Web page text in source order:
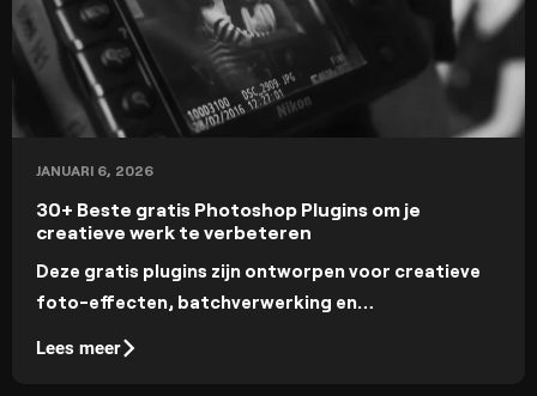
JANUARI 6, 2026
30+ Beste gratis Photoshop Plugins om je
creatieve werk te verbeteren
Deze gratis plugins zijn ontworpen voor creatieve
foto-effecten, batchverwerking en
te bereiken. Veel professionele fotografen
Lees meer